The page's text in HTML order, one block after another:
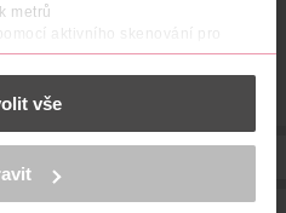
metrů
aktivního skenování pro
prstu)
vaše osobní údaje, a nastavte
. Svůj souhlas můžete kdykoliv
obsahu a reklam, funkcí sociálních
mohou nést osobní údaje.
osobních údajů.
vše